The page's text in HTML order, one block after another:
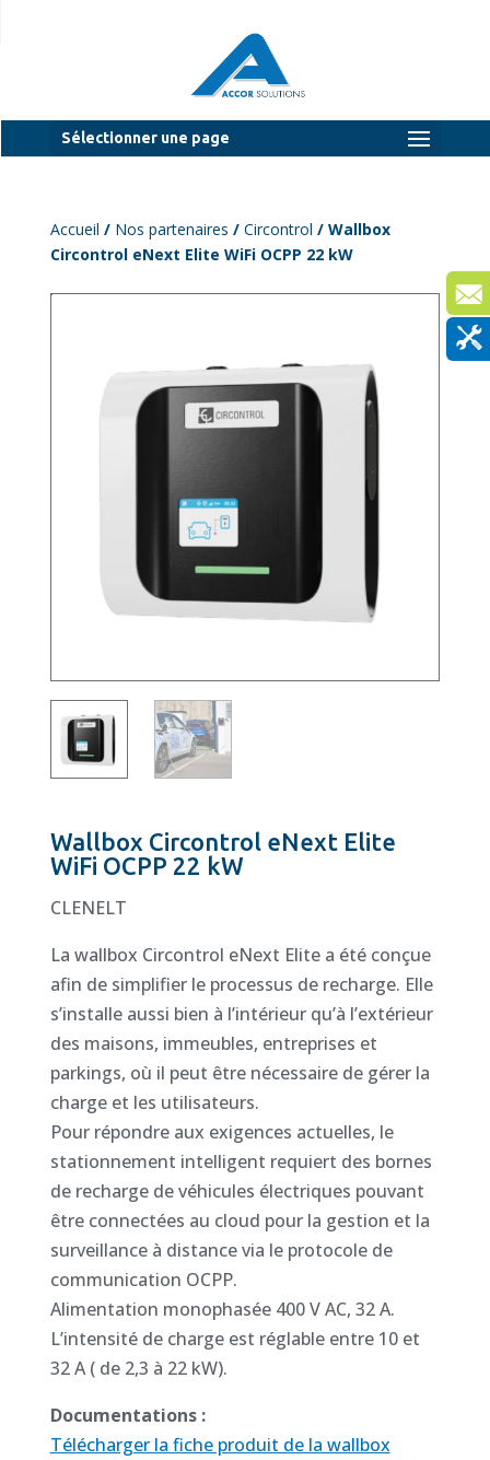
Sélectionner une page
Accueil / Nos partenaires / Circontrol / Wallbox
Circontrol eNext Elite WiFi OCPP 22 kW
Wallbox Circontrol eNext Elite
WiFi OCPP 22 kW
CLENELT
La wallbox Circontrol eNext Elite a été conçue
afin de simplifier le processus de recharge. Elle
s’installe aussi bien à l’intérieur qu’à l’extérieur
des maisons, immeubles, entreprises et
parkings, où il peut être nécessaire de gérer la
charge et les utilisateurs.
Pour répondre aux exigences actuelles, le
stationnement intelligent requiert des bornes
de recharge de véhicules électriques pouvant
être connectées au cloud pour la gestion et la
surveillance à distance via le protocole de
communication OCPP.
Alimentation monophasée 400 V AC, 32 A.
L’intensité de charge est réglable entre 10 et
32 A ( de 2,3 à 22 kW).
Documentations :
Télécharger la fiche produit de la wallbox